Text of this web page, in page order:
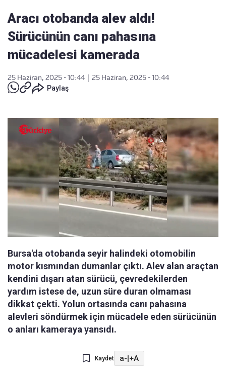
Aracı otobanda alev aldı!
Sürücünün canı pahasına
mücadelesi kamerada
25 Haziran, 2025 - 10:44
25 Haziran, 2025 - 10:44
Paylaş
Bursa'da otobanda seyir halindeki otomobilin
motor kısmından dumanlar çıktı. Alev alan araçtan
kendini dışarı atan sürücü, çevredekilerden
yardım istese de, uzun süre duran olmaması
dikkat çekti. Yolun ortasında canı pahasına
alevleri söndürmek için mücadele eden sürücünün
o anları kameraya yansıdı.
Kaydet a-|+A